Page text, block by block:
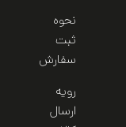
نحوه
ثبت
سفارش
رویه
ارسال